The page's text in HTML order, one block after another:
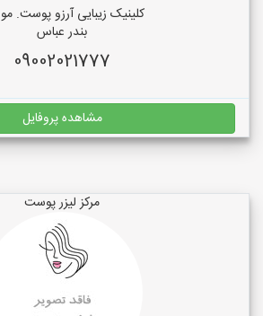
کلینیک زیبایی آرزو پوست.
بندر عباس
09002021777
مشاهده پروفایل
مرکز لیزر پوست